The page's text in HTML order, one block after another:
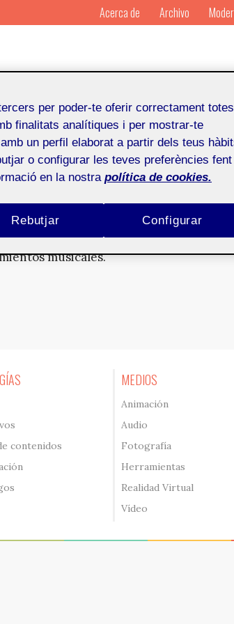
MIDI Hero
musicales.
contenidos
MEDIOS
Animación
Audio
Fotografía
Herramientas
Realidad Virtual
Vídeo
Acerca de Archivo
per poder-te oferir correctament totes
finalitats analítiques i per mostrar-te
un perfil elaborat a partir dels teus
o configurar les teves preferències fent
en la nostra política de cookies.
Rebutjar Configurar